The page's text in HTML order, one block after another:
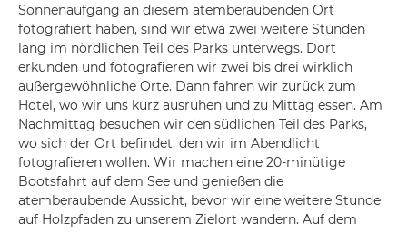
Sonnenaufgang an diesem atemberaubenden Ort
fotografiert haben, sind wir etwa zwei weitere Stunden
lang im nördlichen Teil des Parks unterwegs. Dort
erkunden und fotografieren wir zwei bis drei wirklich
außergewöhnliche Orte. Dann fahren wir zurück zum
Hotel, wo wir uns kurz ausruhen und zu Mittag essen. Am
Nachmittag besuchen wir den südlichen Teil des Parks,
wo sich der Ort befindet, den wir im Abendlicht
fotografieren wollen. Wir machen eine 20-minütige
Bootsfahrt auf dem See und genießen die
atemberaubende Aussicht, bevor wir eine weitere Stunde
auf Holzpfaden zu unserem Zielort wandern. Auf dem